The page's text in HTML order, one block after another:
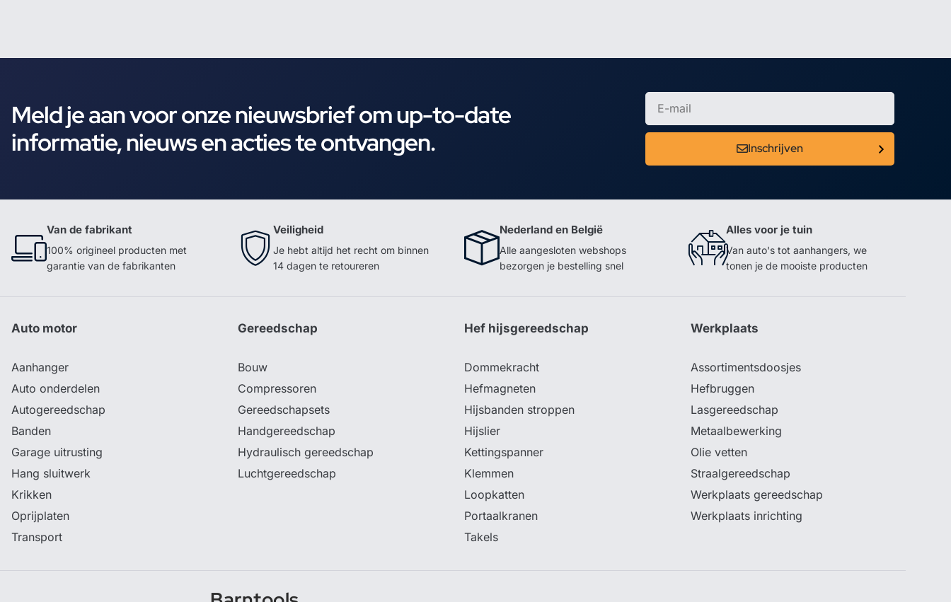
Meld je aan voor onze nieuwsbrief om up-to-date
informatie, nieuws en acties te ontvangen.
Inschrijven
Van de fabrikant
100% origineel producten met
garantie van de fabrikanten
Veiligheid
Je hebt altijd het recht om binnen
14 dagen te retoureren
Nederland en België
Alle aangesloten webshops
bezorgen je bestelling snel
Alles voor je tuin
Van auto's tot aanhangers, we
tonen je de mooiste producten
Auto motor
Aanhanger
Auto onderdelen
Autogereedschap
Banden
Garage uitrusting
Hang sluitwerk
Krikken
Oprijplaten
Transport
Gereedschap
Bouw
Compressoren
Gereedschapsets
Handgereedschap
Hydraulisch gereedschap
Luchtgereedschap
Hef hijsgereedschap
Dommekracht
Hefmagneten
Hijsbanden stroppen
Hijslier
Kettingspanner
Klemmen
Loopkatten
Portaalkranen
Takels
Werkplaats
Assortimentsdoosjes
Hefbruggen
Lasgereedschap
Metaalbewerking
Olie vetten
Straalgereedschap
Werkplaats gereedschap
Werkplaats inrichting